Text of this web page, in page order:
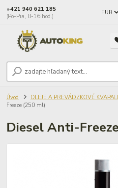
EUR
+421 940 621 185
(Po-Pia, 8-16 hod.)
Úvod OLEJE A PREVÁDZKOVÉ
Freeze (250 ml)
Diesel Anti-